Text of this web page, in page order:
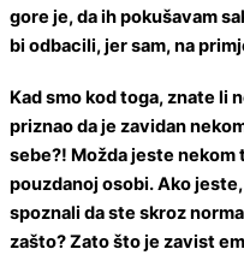
gore je, da ih pokušavam
bi odbacili, jer sam, na
Kad smo kod toga, znate li
priznao da je zavidan
sebe?! Možda jeste
pouzdanoj osobi. Ako
spoznali da ste skroz
zašto? Zato što je zavist